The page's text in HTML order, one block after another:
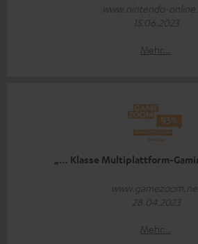
www.nintendo-
15.06.2023
Mehr...
„… Klasse Multiplattform-
28.04.2023
Mehr...